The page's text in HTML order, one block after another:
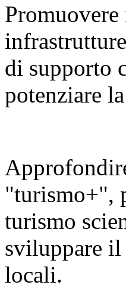
di supporto
potenziare
"turismo+",
turismo
sviluppare
locali.